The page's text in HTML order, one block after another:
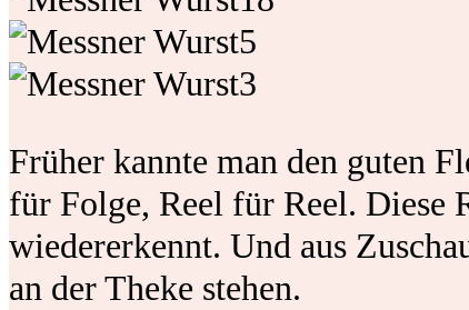
Früher kannte man den guten
für Folge, Reel für Reel. Diese
wiedererkennt. Und aus
an der Theke stehen.